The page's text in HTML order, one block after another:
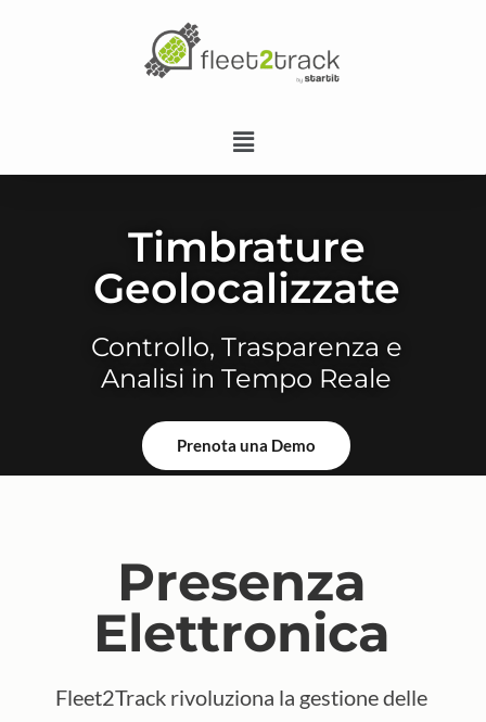
Timbrature
Geolocalizzate
Controllo, Trasparenza e
Analisi in Tempo Reale
Prenota una Demo
Presenza
Elettronica
Fleet2Track rivoluziona la gestione delle